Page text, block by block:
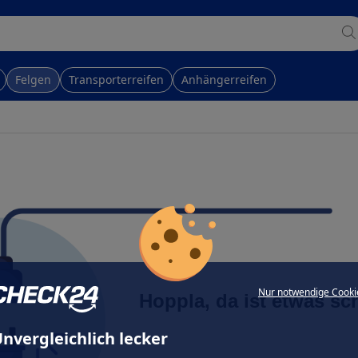
Nur notwendige
lecker
Felgen Transporterreifen Anhängerreifen
Hoppla, da ist etwas